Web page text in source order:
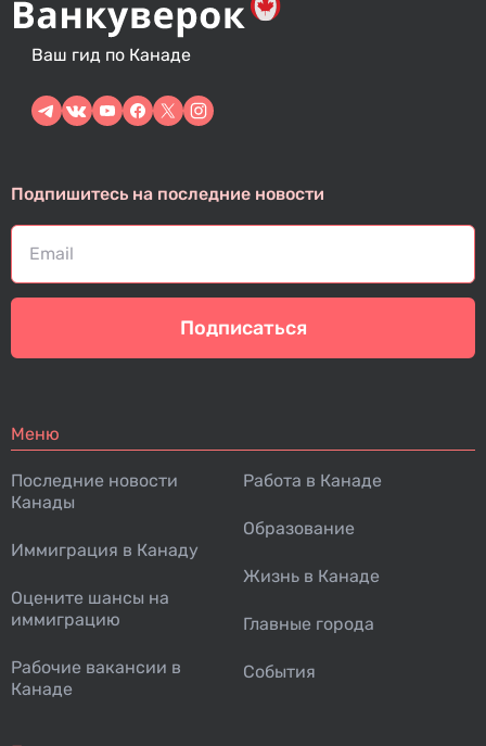
Ваш гид по Канаде
Подпишитесь на последние новости
Подписаться
Меню
Последние новости
Канады
Иммиграция в Канаду
Оцените шансы на
иммиграцию
Рабочие вакансии в
Канаде
Работа в Канаде
Образование
Жизнь в Канаде
Главные города
События